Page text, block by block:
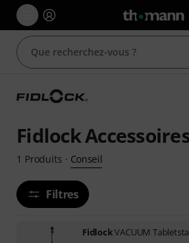
Fidlock
1 Produits · Conseil
Filtres
FidlockVACUUM